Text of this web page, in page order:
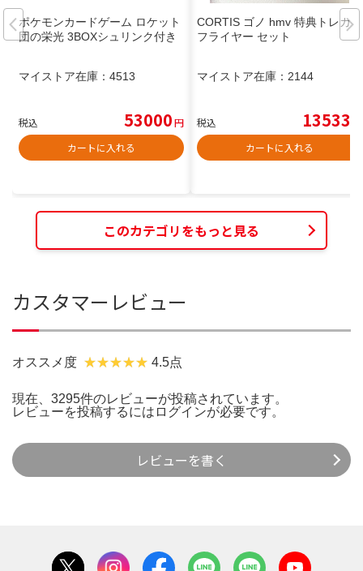
ポケモンカードゲーム ロケット
団の栄光 3BOXシュリンク付き
マイストア在庫： 4513
税込 53000円
カートに入れる
CORTIS ゴノ hmv 特典トレカ
フライヤー セット
マイストア在庫： 2144
税込 13533
カートに入れる
このカテゴリをもっと見る
カスタマーレビュー
オススメ度 4.5点
現在、3295件のレビューが投稿されています。
レビューを投稿するには ログインが必要です。
レビューを書く